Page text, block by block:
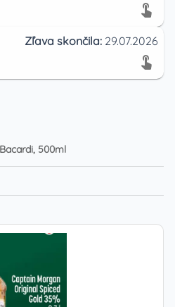
Zľava skončila: 29.07.2026
Bacardi, 500ml